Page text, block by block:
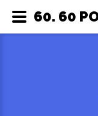
60. 60